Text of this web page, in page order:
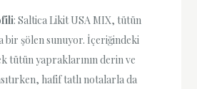
: Saltica Likit USA MIX, tütün
bir şölen sunuyor. İçeriğindeki
tütün yapraklarının derin ve
hafif tatlı notalarla da